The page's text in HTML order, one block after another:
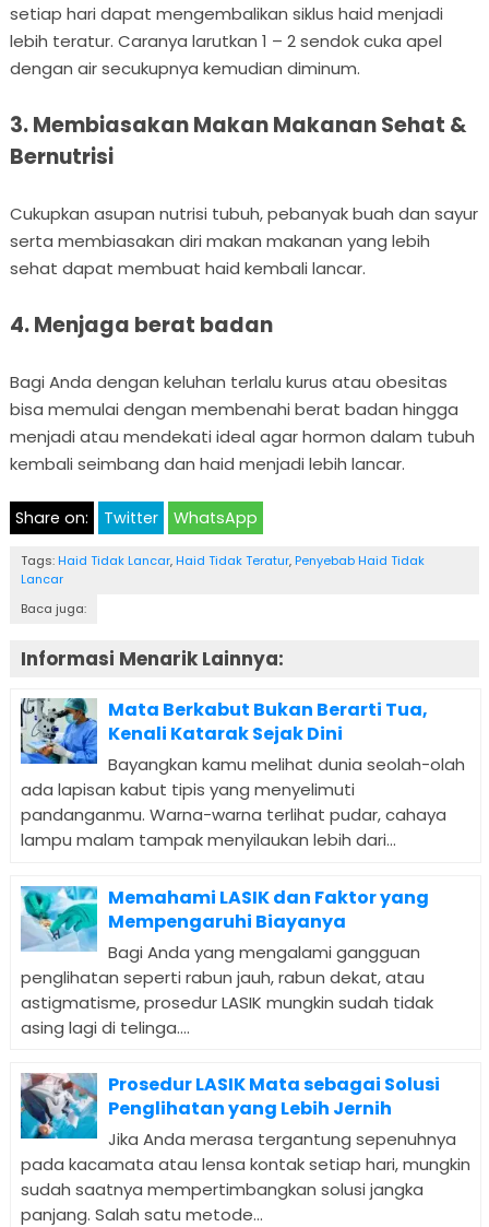
setiap hari dapat mengembalikan siklus haid menjadi
lebih teratur. Caranya larutkan 1 – 2 sendok cuka apel
dengan air secukupnya kemudian diminum.
3. Membiasakan Makan Makanan Sehat &
Bernutrisi
Cukupkan asupan nutrisi tubuh, pebanyak buah dan sayur
serta membiasakan diri makan makanan yang lebih
sehat dapat membuat haid kembali lancar.
4. Menjaga berat badan
Bagi Anda dengan keluhan terlalu kurus atau obesitas
bisa memulai dengan membenahi berat badan hingga
menjadi atau mendekati ideal agar hormon dalam tubuh
kembali seimbang dan haid menjadi lebih lancar.
Share on: Twitter WhatsApp
Tags: Haid Tidak Lancar, Haid Tidak Teratur, Penyebab Haid Tidak
Lancar
Baca juga:
Informasi Menarik Lainnya:
Mata Berkabut Bukan Berarti Tua,
Kenali Katarak Sejak Dini
Bayangkan kamu melihat dunia seolah-olah
ada lapisan kabut tipis yang menyelimuti
pandanganmu. Warna-warna terlihat pudar, cahaya
lampu malam tampak menyilaukan lebih dari...
Memahami LASIK dan Faktor yang
Mempengaruhi Biayanya
Bagi Anda yang mengalami gangguan
penglihatan seperti rabun jauh, rabun dekat, atau
astigmatisme, prosedur LASIK mungkin sudah tidak
asing lagi di telinga....
Prosedur LASIK Mata sebagai Solusi
Penglihatan yang Lebih Jernih
Jika Anda merasa tergantung sepenuhnya
pada kacamata atau lensa kontak setiap hari, mungkin
sudah saatnya mempertimbangkan solusi jangka
panjang. Salah satu metode...